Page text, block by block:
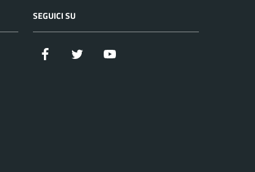
SEGUICI SU
Facebook Twitter